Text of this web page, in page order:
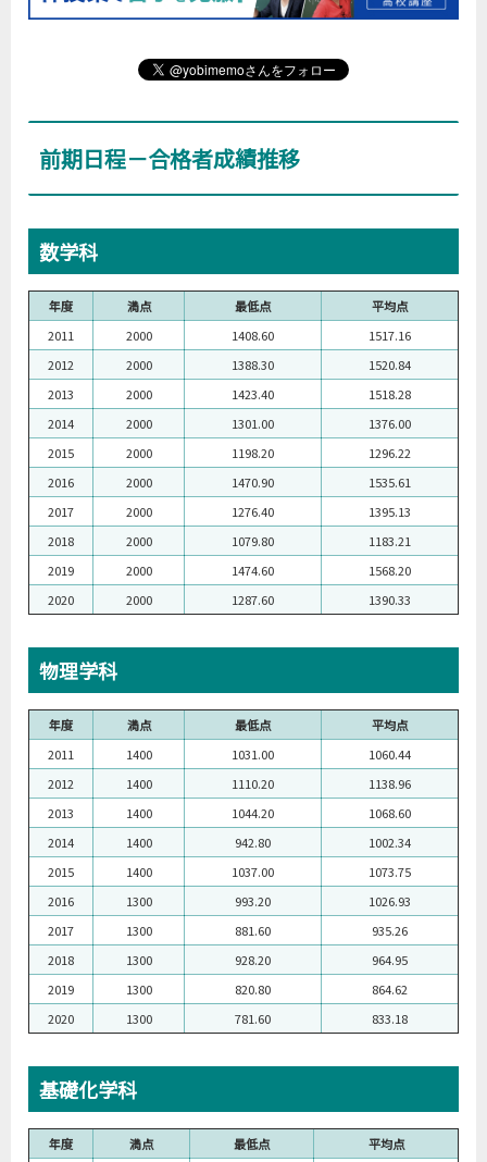
前期日程－合格者成績推移
数学科
年度 満点 最低点
平均点
2011
2000 1408.60
1517.16
2012
2000 1388.30
1520.84
2013
2000 1423.40
1518.28
2014
2000 1301.00
1376.00
2015
2000 1198.20
1296.22
2016
2000 1470.90
1535.61
2017
2000 1276.40
1395.13
2018
2000 1079.80
1183.21
2019
2000 1474.60
1568.20
2020
2000 1287.60 1390.33
物理学科
年度 満点 最低点
平均点
2011
1400 1031.00
1060.44
2012
1400 1110.20
1138.96
2013
1400 1044.20
1068.60
2014
1400 942.80
1002.34
2015
1400 1037.00
1073.75
2016
1300 993.20
1026.93
2017
1300 881.60
935.26
2018
1300 928.20
964.95
2019
1300 820.80
864.62
2020
1300 781.60 833.18
基礎化学科
年度 満点 最低点
平均点